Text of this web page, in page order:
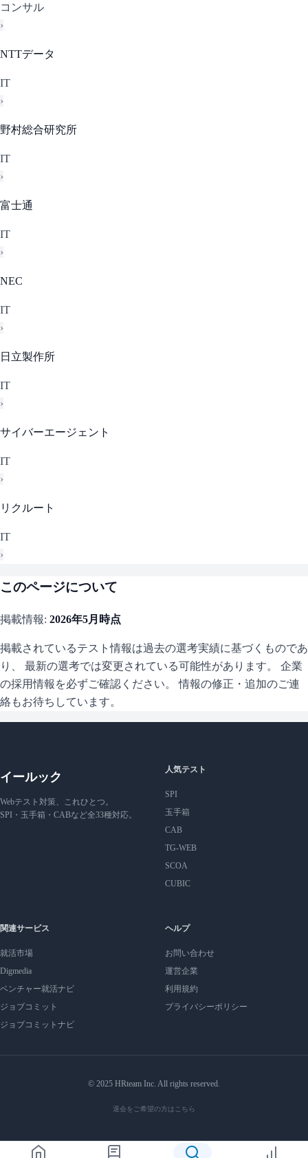
コンサル
›
NTTデータ
IT
›
野村総合研究所
IT
›
富士通
IT
›
NEC
IT
›
日立製作所
IT
›
サイバーエージェント
IT
›
リクルート
IT
›
このページについて
掲載情報: 2026年5月 時点
掲載されているテスト情報は過去の選考実績に基づくものであ
り、 最新の選考では変更されている可能性があります。 企業
の採用情報を必ずご確認ください。 情報の修正・追加のご連
絡もお待ちしています。
イールック
Webテスト対策、これひとつ。
SPI・玉手箱・CABなど全33種対応。
人気テスト
SPI
玉手箱
CAB
TG-WEB
SCOA
CUBIC
関連サービス
就活市場
Digmedia
ベンチャー就活ナビ
ジョブコミット
ジョブコミットナビ
ヘルプ
お問い合わせ
運営企業
利用規約
プライバシーポリシー
© 2025 HRteam Inc. All rights reserved.
退会をご希望の方はこちら